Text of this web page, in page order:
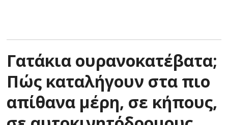
Γατάκια ουρανοκατέβατα;
Πώς καταλήγουν στα πιο
απίθανα μέρη, σε κήπους,